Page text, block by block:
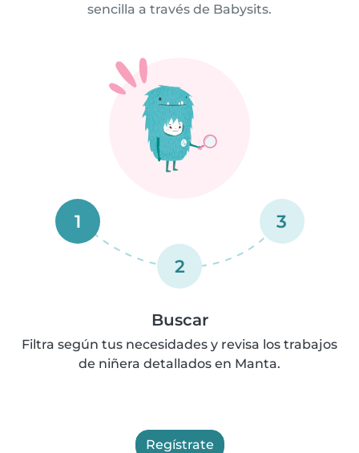
sencilla a través de Babysits.
1
2
3
Buscar
Filtra según tus necesidades y revisa los trabajos
de niñera detallados en Manta.
Regístrate